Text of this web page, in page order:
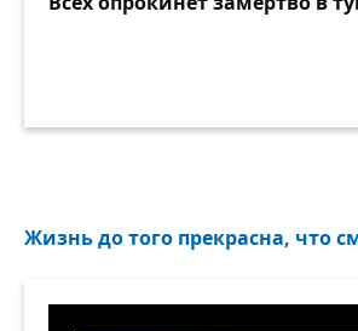
Жизнь до того прекрасна, что